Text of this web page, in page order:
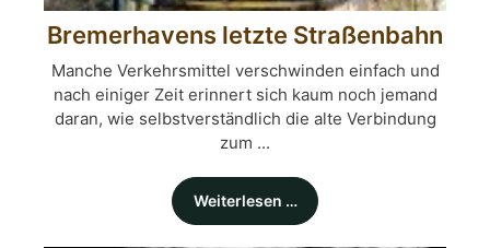
Bremerhavens letzte Straßenbahn
Manche Verkehrsmittel verschwinden einfach und
nach einiger Zeit erinnert sich kaum noch jemand
daran, wie selbstverständlich die alte Verbindung
zum ...
Weiterlesen …